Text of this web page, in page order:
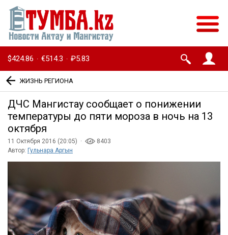
$424.86 · €514.3 · ₽5.83
ЖИЗНЬ РЕГИОНА
ДЧС Мангистау сообщает о понижении
температуры до пяти мороза в ночь на 13
октября
11 Октября 2016 (20:05) ·
8403
Автор: Гульнара Аргын